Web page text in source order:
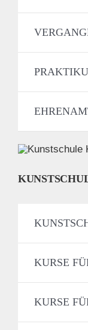
KURSE
KURSE